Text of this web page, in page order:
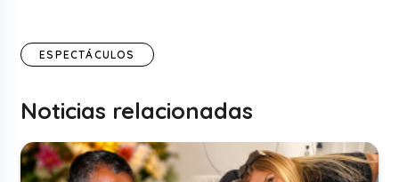
ESPECTÁCULOS
Noticias relacionadas